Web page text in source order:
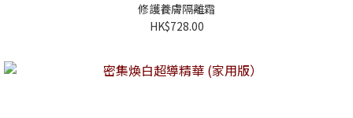
修護養膚隔離霜
HK$728.00